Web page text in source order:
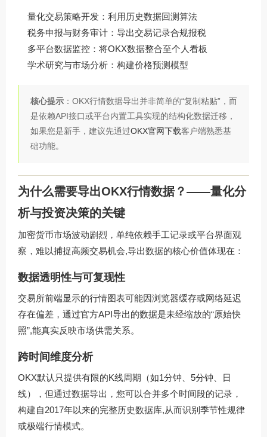
量化交易策略开发：利用历史数据回测算法
税务申报与财务审计：导出交易记录合规报税
多平台数据监控：将OKX数据整合至个人看板
学术研究与市场分析：构建价格预测模型
核心提示 ：OKX行情数据导出并非简单的“复制粘贴”，而
是依赖API接口或平台内置工具实现的结构化数据迁移，
如果您是新手，建议先通过OKX官网下载客户端熟悉基
础功能。
为什么需要导出OKX行情数据？——量化分
析与投资决策的关键
加密货币市场波动剧烈，单纯依赖手工记录或平台界面观
察，难以捕捉高频交易机会,导出数据的核心价值体现在：
数据透明性与可复现性
交易所前端显示的行情图表可能因浏览器缓存或网络延迟
存在偏差，通过官方API导出的数据是未经缩放的“原始快
照”,能真实反映市场供需关系。
跨时间维度分析
OKX默认只提供有限的K线周期（如1分钟、5分钟、日
线），但通过数据导出，您可以合并多个时间段的记录，
构建自2017年以来的完整历史数据库,从而识别季节性规律
或极端行情模式。